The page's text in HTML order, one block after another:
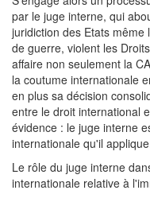
par le juge interne, qui
juridiction des Etats
de guerre, violent les
affaire non seulement la
la coutume internationale
en plus sa décision
entre le droit international
évidence : le juge interne
internationale qu'il
Le rôle du juge interne
internationale relative à